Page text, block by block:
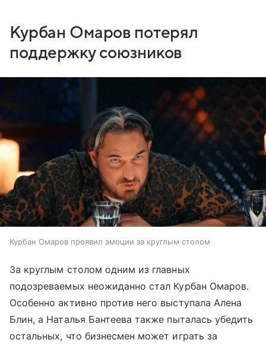
Курбан Омаров потерял
поддержку союзников
Курбан Омаров проявил эмоции за круглым столом
За круглым столом одним из главных
подозреваемых неожиданно стал Курбан Омаров.
Особенно активно против него выступала Алена
Блин, а Наталья Бантеева также пыталась убедить
остальных, что бизнесмен может играть за